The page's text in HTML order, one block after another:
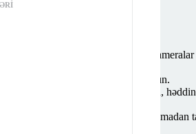
Tapo batareyası ilə işləyən
asanlıqla buraxın və ya quraşdırın.
artıq yüklənmədən, qısaqapanmadan,
Tapo A100 yaddaş effekti